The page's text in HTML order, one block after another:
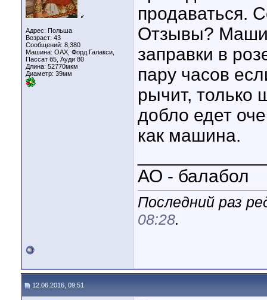
♂
Адрес: Польша
Возраст: 43
Сообщений: 8,380
Машина: ОАХ, Форд Галакси,
Пассат б5, Ауди 80
Длина: 52770мкм
Диаметр: 39мм
продаваться.
Отзывы?
заправки в
пару часов
рычит, только
добло едет
как машина.
АО - балабол
Последний раз
08:28.
12.06.2016, 09:51